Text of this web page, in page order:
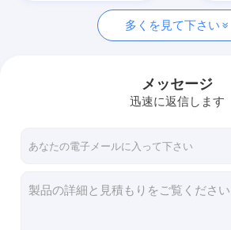
スターターの挿入装置
自動スタータ生産ライン
多くを見て下さい
メッセージ
迅速に返信します